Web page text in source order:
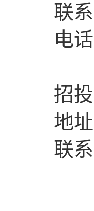
联
电话
招
地址
联